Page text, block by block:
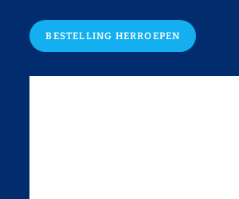
BESTELLING HERROEPEN